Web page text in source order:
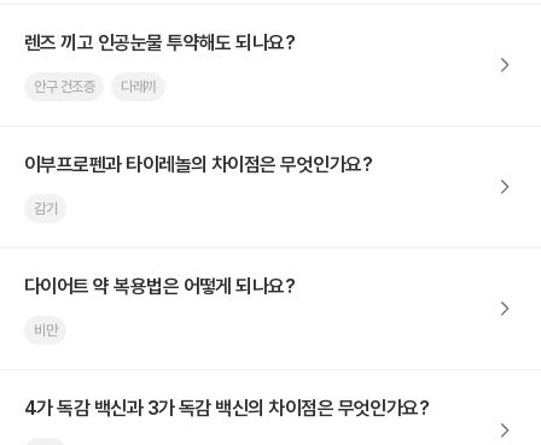
렌즈 끼고 인공눈물 투약해도 되나요?
안구 건조증 다래끼
이부프로펜과 타이레놀의 차이점은 무엇인가요?
감기
다이어트 약 복용법은 어떻게 되나요?
비만
4가 독감 백신과 3가 독감 백신의 차이점은 무엇인가요?